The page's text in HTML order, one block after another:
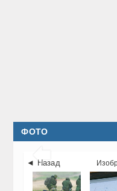
ФОТО

◄ Назад